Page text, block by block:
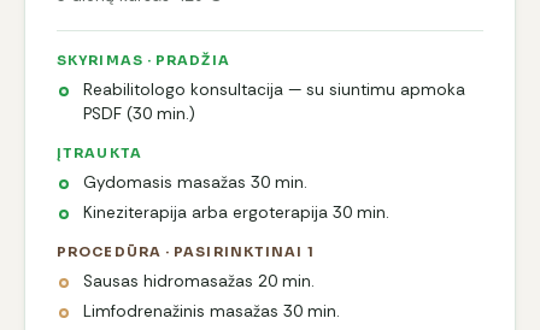
SKYRIMAS · PRADŽIA
Reabilitologo konsultacija — su siuntimu apmoka
PSDF (30 min.)
ĮTRAUKTA
Gydomasis masažas 30 min.
Kineziterapija arba ergoterapija 30 min.
PROCEDŪRA · PASIRINKTINAI 1
Sausas hidromasažas 20 min.
Limfodrenažinis masažas 30 min.